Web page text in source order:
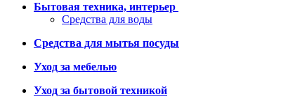
Бытовая техника, интерьер
Средства для воды
Средства для мытья посуды
Уход за мебелью
Уход за бытовой техникой